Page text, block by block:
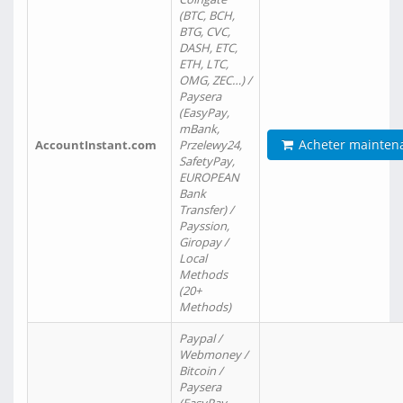
AccountInstant.com
(BTC, BCH,
BTG, CVC,
DASH, ETC,
ETH, LTC,
OMG, ZEC…) /
Paysera
(EasyPay,
mBank,
Przelewy24,
SafetyPay,
EUROPEAN
Bank
Transfer) /
Payssion,
Giropay /
Local
Methods
(20+
Methods)
Acheter
Paypal /
Webmoney /
Bitcoin /
Paysera